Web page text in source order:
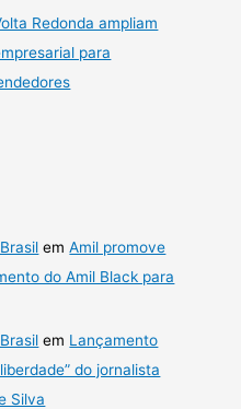
Redonda ampliam
para
emAmil promove
do Amil Black para
em Lançamento
do jornalista
Silva